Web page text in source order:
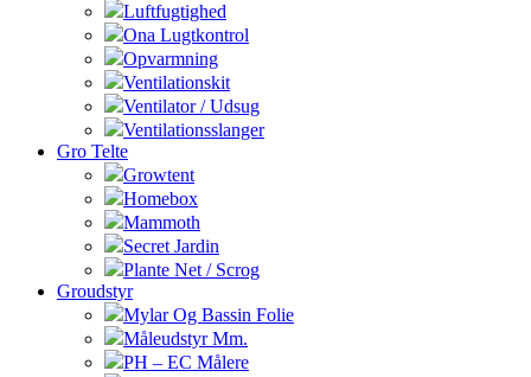
Luftfugtighed
Ona Lugtkontrol
Opvarmning
Ventilationskit
Ventilator / Udsug
Ventilationsslanger
Gro Telte
Growtent
Homebox
Mammoth
Secret Jardin
Plante Net / Scrog
Groudstyr
Mylar Og Bassin Folie
Måleudstyr Mm.
PH – EC Målere